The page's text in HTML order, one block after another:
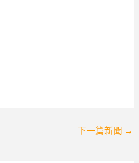
下一篇新聞 →